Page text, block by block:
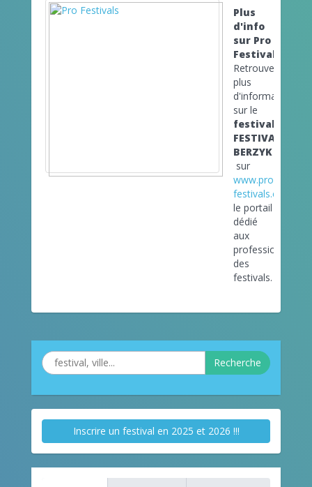
Plus
d'info
sur Pro
Festivals
Retrouvez
plus
d'informations
sur le
festival
FESTIVAL
BERZYK
sur
www.pro-
festivals.com
le portail
dédié
aux
professionnels
des
festivals.
Recherche
Inscrire un festival en 2025 et 2026 !!!